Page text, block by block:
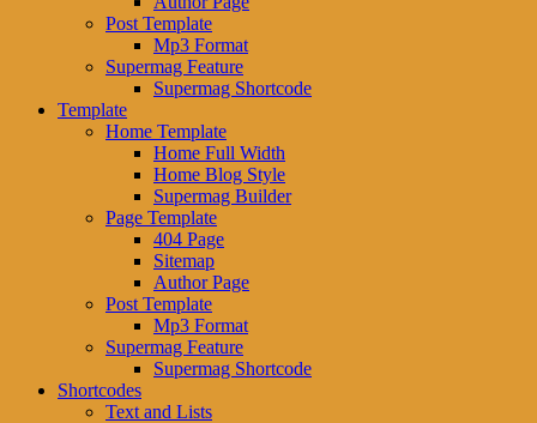
Post Template
Mp3 Format
Supermag Feature
Supermag Shortcode
Template
Home Template
Home Full Width
Home Blog Style
Supermag Builder
Page Template
404 Page
Sitemap
Author Page
Post Template
Mp3 Format
Supermag Feature
Supermag Shortcode
Shortcodes
Text and Lists